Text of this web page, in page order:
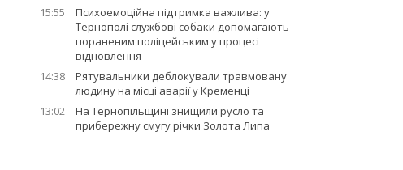
15:55
Психоемоційна підтримка важлива: у
Тернополі службові собаки допомагають
пораненим поліцейським у процесі
відновлення
14:38
Рятувальники деблокували травмовану
людину на місці аварії у Кременці
13:02
На Тернопільщині знищили русло та
прибережну смугу річки Золота Липа